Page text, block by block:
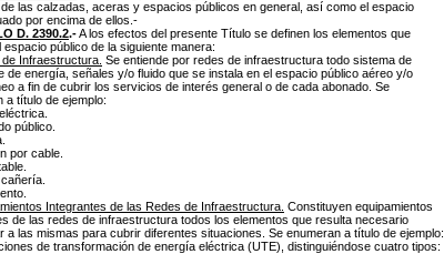
las calzadas, aceras y espacios públicos en general, así como el espacio
por encima de ellos.-
D. 2390.2.-A los efectos del presente Título se definen los elementos que
espacio público de la siguiente manera:
Infraestructura. Se entiende por redes de infraestructura todo sistema de
de energía, señales y/o fluido que se instala en el espacio público aéreo y/o
a fin de cubrir los servicios de interés general o de cada abonado. Se
a título de ejemplo:
público.
por cable.
Integrantes de las Redes de Infraestructura. Constituyen equipamientos
de las redes de infraestructura todos los elementos que resulta necesario
a las mismas para cubrir diferentes situaciones. Se enumeran a título de ejemplo:
de transformación de energía eléctrica (UTE), distinguiéndose cuatro tipos: